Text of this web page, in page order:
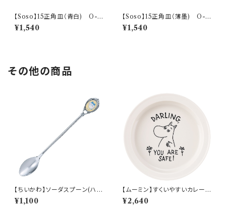
【Soso】15正角皿（青白) O-P
31302
¥1,540
【Soso】15正角皿（薄墨) O-P
31303
¥1,540
その他の商品
【ちいかわ】ソーダスプーン(ハチ
ワレ)【CKW40】CKW42-850
¥1,100
【ムーミン】すくいやすいカレー皿
（ムーミン）【MM9000】MM9
001-320
¥2,640